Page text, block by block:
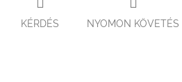
KÉRDÉS NYOMON KÖVETÉS